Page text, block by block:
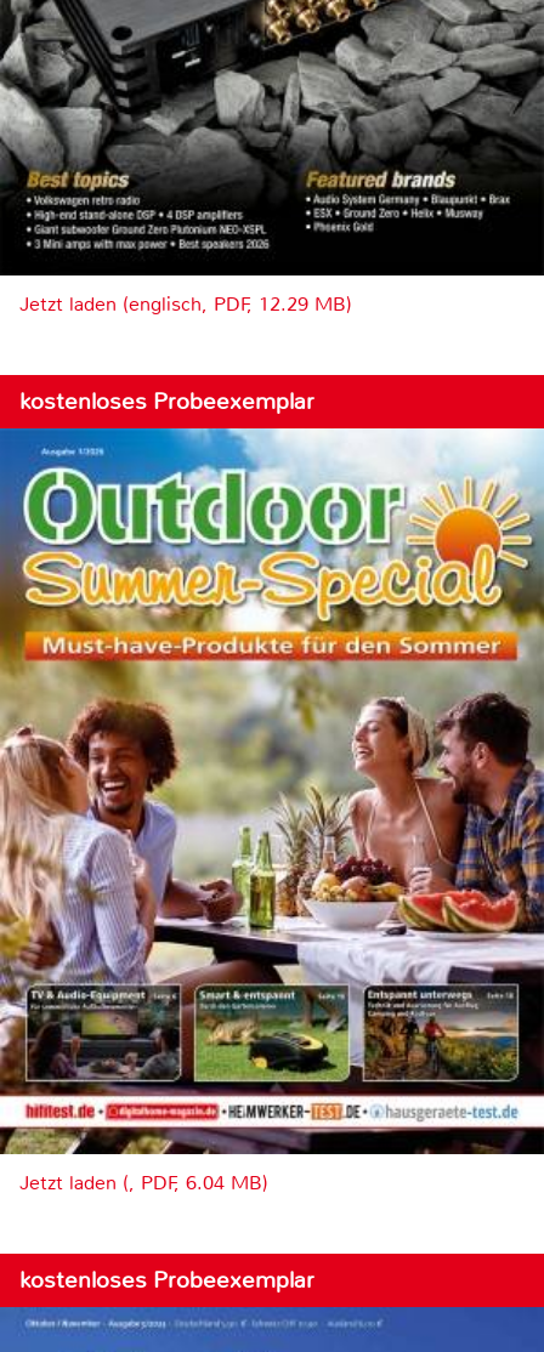
Jetzt laden (englisch, PDF, 12.29 MB)
kostenloses Probeexemplar
Jetzt laden (, PDF, 6.04 MB)
kostenloses Probeexemplar